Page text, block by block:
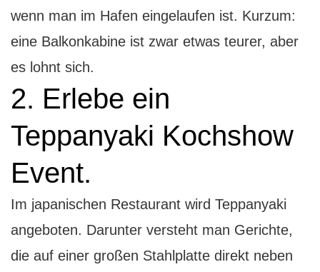
wenn man im Hafen eingelaufen ist. Kurzum:
eine Balkonkabine ist zwar etwas teurer, aber
es lohnt sich.
2. Erlebe ein
Teppanyaki Kochshow
Event.
Im japanischen Restaurant wird Teppanyaki
angeboten. Darunter versteht man Gerichte,
die auf einer großen Stahlplatte direkt neben